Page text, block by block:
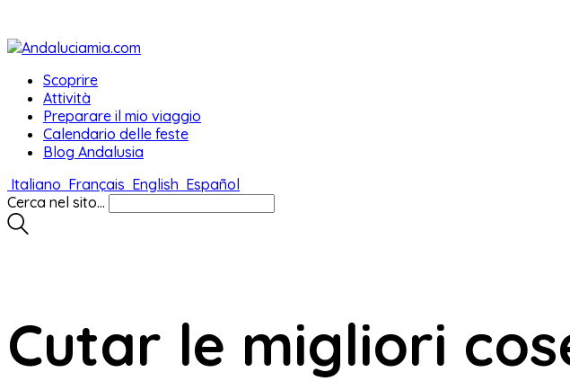
Scoprire
Attività
Preparare il mio viaggio
Calendario delle feste
Blog Andalusia
Italiano Français English Español
Cerca nel sito...
Cutar le migliori